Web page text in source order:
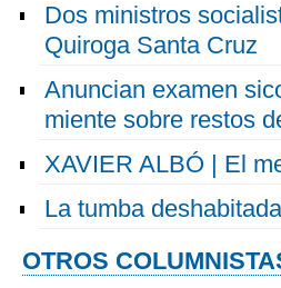
Dos ministros
Quiroga Santa Cruz
Anuncian examen
miente sobre restos
XAVIER ALBÓ | El
La tumba
OTROS